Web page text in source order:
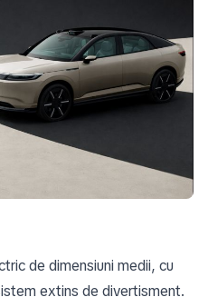
de dimensiuni medii, cu
extins de divertisment.